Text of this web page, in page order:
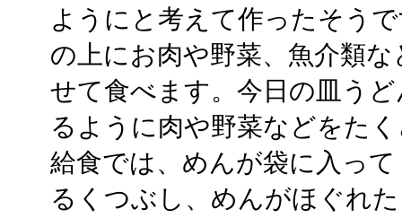
ようにと考えて作ったそう
の上にお肉や野菜、魚介類
せて食べます。今日の皿う
るように肉や野菜などをた
給食では、めんが袋に入っ
るくつぶし、めんがほぐれ